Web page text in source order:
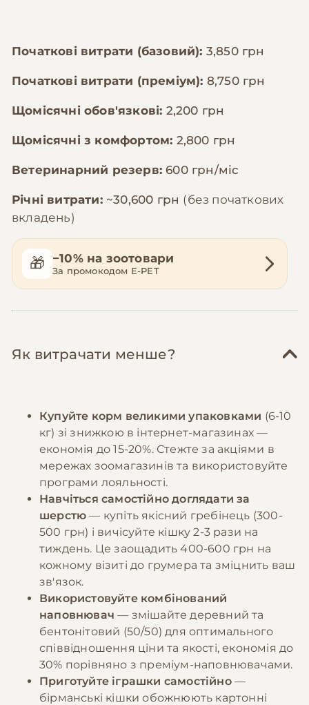
Початкові витрати (базовий): 3,850 грн
Початкові витрати (преміум): 8,750 грн
Щомісячні обов'язкові: 2,200 грн
Щомісячні з комфортом: 2,800 грн
Ветеринарний резерв:600 грн/міс
Річні витрати: ~30,600 грн (без початкових
вкладень)
🎁 −10% на зоотовари
За промокодом E-PET
Як витрачати менше?
Купуйте корм великими упаковками (6-10
кг) зі знижкою в інтернет-магазинах —
економія до 15-20%. Стежте за акціями в
мережах зоомагазинів та використовуйте
програми лояльності.
Навчіться самостійно доглядати за
шерстю — купіть якісний гребінець (300-
500 грн) і вичісуйте кішку 2-3 рази на
тиждень. Це заощадить 400-600 грн на
кожному візиті до грумера та зміцнить ваш
зв'язок.
Використовуйте комбінований
наповнювач — змішайте деревний та
бентонітовий (50/50) для оптимального
співвідношення ціни та якості, економія до
30% порівняно з преміум-наповнювачами.
Приготуйте іграшки самостійно—
бірманські кішки обожнюють картонні